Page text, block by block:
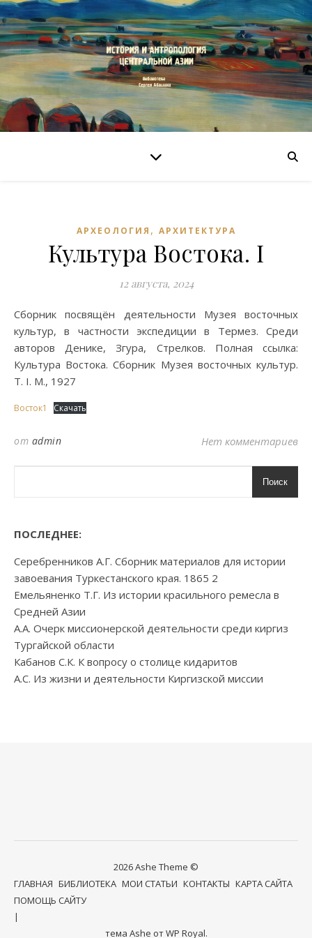
АРХЕОЛОГИЯ , АРХИТЕКТУРА
Культура Востока. I
12 августа, 2024
Сборник посвящён деятельности Музея восточных
культур, в частности экспедиции в Термез. Среди
авторов Денике, Згура, Стрелков. Полная ссылка:
Культура Востока. Сборник Музея восточных культур.
Т. I. М., 1927
Восток1 Скачать
от admin Нет комментариев
Поиск
ПОСЛЕДНЕЕ:
Серебренников А.Г. Сборник материалов для истории
завоевания Туркестанского края. 1865 2
Емельяненко Т.Г. Из истории красильного ремесла в
Средней Азии
А.А. Очерк миссионерской деятельности среди киргиз
Тургайской области
Кабанов С.К. К вопросу о столице кидаритов
А.С. Из жизни и деятельности Киргизской миссии
2026 Ashe Theme ©
ГЛАВНАЯ БИБЛИОТЕКА МОИ СТАТЬИ КОНТАКТЫ КАРТА САЙТА
ПОМОЩЬ САЙТУ
тема Ashe отWP Royal.